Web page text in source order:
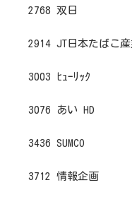
2768 双日
2914 JT日本たばこ
3003 ﾋｭｰﾘｯｸ
3076 あい HD
3436 SUMCO
3712 情報企画